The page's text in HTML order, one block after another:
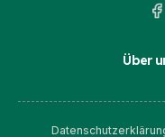
Über